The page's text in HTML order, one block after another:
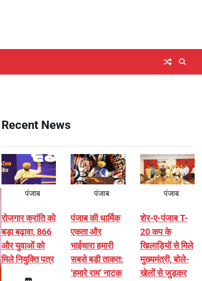
Recent News
पंजाब
रोजगार क्रांति को
बड़ा बढ़ावा, 866
और युवाओं को
मिले नियुक्ति पत्र
पंजाब
पंजाब की धार्मिक
एकता और
भाईचारा हमारी
सबसे बड़ी ताकत:
‘हमारे राम’ नाटक
पंजाब
शेर-ए-पंजाब T-
20 कप के
खिलाड़ियों से मिले
मुख्यमंत्री, बोले-
खेलों से जुड़कर